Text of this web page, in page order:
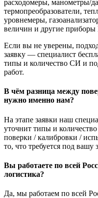
расходомеры, манометры/
термопреобразователи,
уровнемеры,
величин и другие
Если вы не уверены,
заявку — специалист
типы и количество СИ и
работ.
В чём разница между
нужно именно нам?
На этапе заявки наш
уточнит типы и
поверки / калибровки /
то, что требуется под вашу
Вы работаете по всей
логистика?
Да, мы работаем по всей